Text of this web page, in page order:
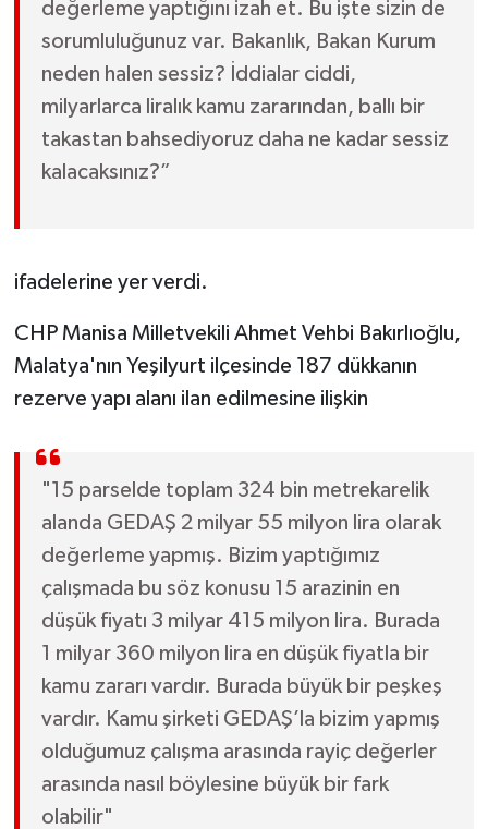
değerleme yaptığını izah et. Bu işte sizin de
sorumluluğunuz var. Bakanlık, Bakan Kurum
neden halen sessiz? İddialar ciddi,
milyarlarca liralık kamu zararından, ballı bir
takastan bahsediyoruz daha ne kadar sessiz
kalacaksınız?”
ifadelerine yer verdi.
CHP Manisa Milletvekili Ahmet Vehbi Bakırlıoğlu,
Malatya'nın Yeşilyurt ilçesinde 187 dükkanın
rezerve yapı alanı ilan edilmesine ilişkin
"15 parselde toplam 324 bin metrekarelik
alanda GEDAŞ 2 milyar 55 milyon lira olarak
değerleme yapmış. Bizim yaptığımız
çalışmada bu söz konusu 15 arazinin en
düşük fiyatı 3 milyar 415 milyon lira. Burada
1 milyar 360 milyon lira en düşük fiyatla bir
kamu zararı vardır. Burada büyük bir peşkeş
vardır. Kamu şirketi GEDAŞ’la bizim yapmış
olduğumuz çalışma arasında rayiç değerler
arasında nasıl böylesine büyük bir fark
olabilir"